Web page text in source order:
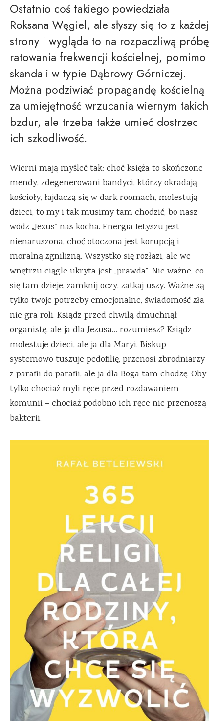
Ostatnio coś takiego powiedziała
Roksana Węgiel, ale słyszy się to z każdej
strony i wygląda to na rozpaczliwą próbę
ratowania frekwencji kościelnej, pomimo
skandali w typie Dąbrowy Górniczej.
Można podziwiać propagandę kościelną
za umiejętność wrzucania wiernym takich
bzdur, ale trzeba także umieć dostrzec
ich szkodliwość.
Wierni mają myśleć tak: choć księża to skończone
mendy, zdegenerowani bandyci, którzy okradają
kościoły, łajdaczą się w dark roomach, molestują
dzieci, to my i tak musimy tam chodzić, bo nasz
wódz „Jezus” nas kocha. Energia fetyszu jest
nienaruszona, choć otoczona jest korupcją i
moralną zgnilizną. Wszystko się rozłazi, ale we
wnętrzu ciągle ukryta jest „prawda”. Nie ważne, co
się tam dzieje, zamknij oczy, zatkaj uszy. Ważne są
tylko twoje potrzeby emocjonalne, świadomość zła
nie gra roli. Ksiądz przed chwilą dmuchnął
organistę, ale ja dla Jezusa… rozumiesz? Ksiądz
molestuje dzieci, ale ja dla Maryi. Biskup
systemowo tuszuje pedofilię, przenosi zbrodniarzy
z parafii do parafii, ale ja dla Boga tam chodzę. Oby
tylko chociaż myli ręce przed rozdawaniem
komunii – chociaż podobno ich ręce nie przenoszą
bakterii.